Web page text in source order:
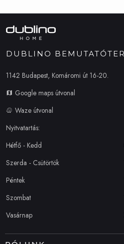
DUBLINO
1142 Budapest, Komáromi út 16-20.
Google maps útvonal
Waze útvonal
Nyitvatartás:
Hétfő - Kedd
Szerda - Csütörtök
Péntek
Szombat
Vasárnap